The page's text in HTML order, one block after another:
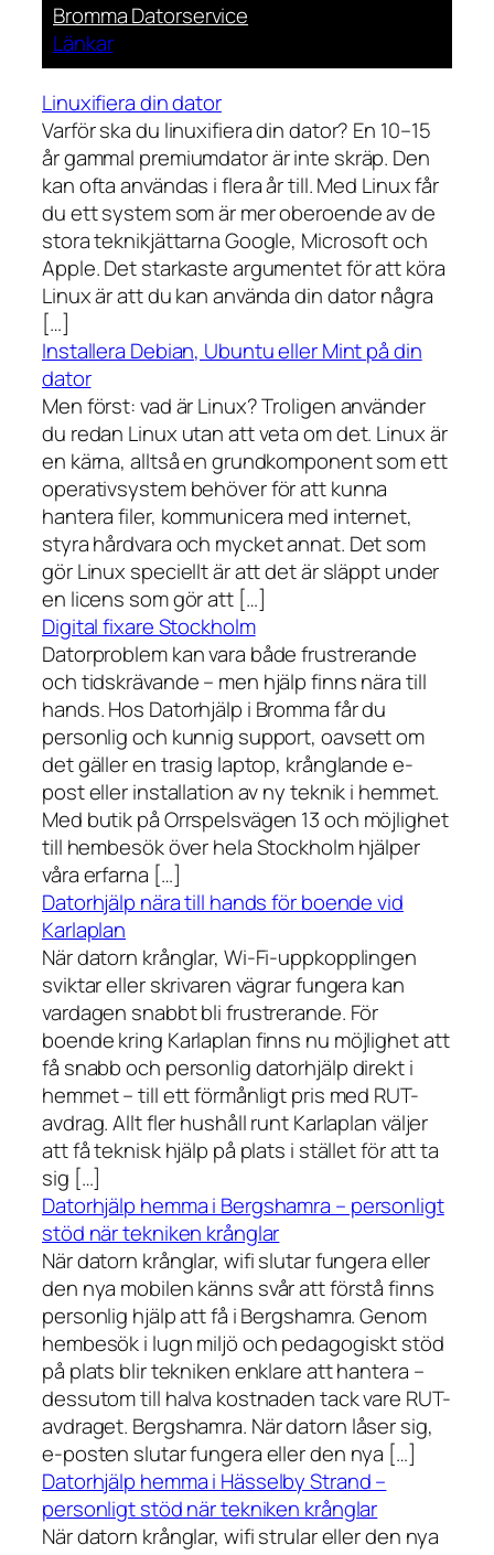
Bromma Datorservice
Länkar
Linuxifiera din dator
Varför ska du linuxifiera din dator? En 10–15
år gammal premiumdator är inte skräp. Den
kan ofta användas i flera år till. Med Linux får
du ett system som är mer oberoende av de
stora teknikjättarna Google, Microsoft och
Apple. Det starkaste argumentet för att köra
Linux är att du kan använda din dator några
[…]
Installera Debian, Ubuntu eller Mint på din
dator
Men först: vad är Linux? Troligen använder
du redan Linux utan att veta om det. Linux är
en kärna, alltså en grundkomponent som ett
operativsystem behöver för att kunna
hantera filer, kommunicera med internet,
styra hårdvara och mycket annat. Det som
gör Linux speciellt är att det är släppt under
en licens som gör att […]
Digital fixare Stockholm
Datorproblem kan vara både frustrerande
och tidskrävande – men hjälp finns nära till
hands. Hos Datorhjälp i Bromma får du
personlig och kunnig support, oavsett om
det gäller en trasig laptop, krånglande e-
post eller installation av ny teknik i hemmet.
Med butik på Orrspelsvägen 13 och möjlighet
till hembesök över hela Stockholm hjälper
våra erfarna […]
Datorhjälp nära till hands för boende vid
Karlaplan
När datorn krånglar, Wi-Fi-uppkopplingen
sviktar eller skrivaren vägrar fungera kan
vardagen snabbt bli frustrerande. För
boende kring Karlaplan finns nu möjlighet att
få snabb och personlig datorhjälp direkt i
hemmet – till ett förmånligt pris med RUT-
avdrag. Allt fler hushåll runt Karlaplan väljer
att få teknisk hjälp på plats i stället för att ta
sig […]
Datorhjälp hemma i Bergshamra – personligt
stöd när tekniken krånglar
När datorn krånglar, wifi slutar fungera eller
den nya mobilen känns svår att förstå finns
personlig hjälp att få i Bergshamra. Genom
hembesök i lugn miljö och pedagogiskt stöd
på plats blir tekniken enklare att hantera –
dessutom till halva kostnaden tack vare RUT-
avdraget. Bergshamra. När datorn låser sig,
e-posten slutar fungera eller den nya […]
Datorhjälp hemma i Hässelby Strand –
personligt stöd när tekniken krånglar
När datorn krånglar, wifi strular eller den nya